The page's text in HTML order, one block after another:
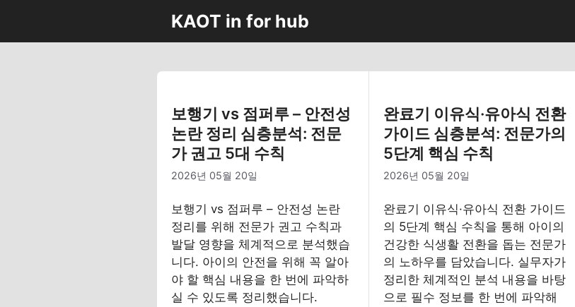
츠
KAOT in for hub
보행기 vs 점퍼루 – 안전성
논란 정리 심층분석: 전문
가 권고 5대 수칙
2026년 05월 20일
보행기 vs 점퍼루 – 안전성 논란
정리를 위해 전문가 권고 수칙과
발달 영향을 체계적으로 분석했습
니다. 아이의 안전을 위해 꼭 알아
야 할 핵심 내용을 한 번에 파악하
실 수 있도록 정리했습니다.
완료기 이유식·유아식 전환
가이드 심층분석: 전문가의
5단계 핵심 수칙
2026년 05월 20일
완료기 이유식·유아식 전환 가이드
의 5단계 핵심 수칙을 통해 아이의
건강한 식생활 전환을 돕는 전문가
의 노하우를 담았습니다. 실무자가
정리한 체계적인 분석 내용을 바탕
으로 필수 정보를 한 번에 파악해